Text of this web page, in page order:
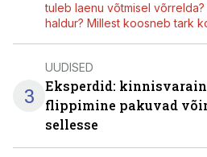
tuleb laenu võtmisel
haldur? Millest koosneb tark
3
UUDISED
Eksperdid:
flippimine pakuvad
sellesse